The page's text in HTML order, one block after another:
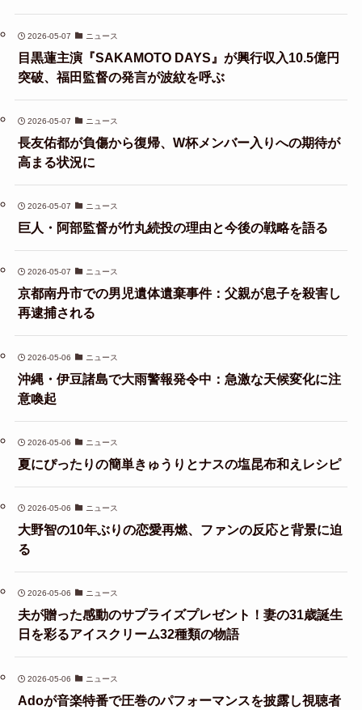
2026-05-07 ニュース
目黒蓮主演『SAKAMOTO DAYS』が興行収入10.5億円
突破、福田監督の発言が波紋を呼ぶ
2026-05-07 ニュース
長友佑都が負傷から復帰、W杯メンバー入りへの期待が
高まる状況に
2026-05-07 ニュース
巨人・阿部監督が竹丸続投の理由と今後の戦略を語る
2026-05-07 ニュース
京都南丹市での男児遺体遺棄事件：父親が息子を殺害し
再逮捕される
2026-05-06 ニュース
沖縄・伊豆諸島で大雨警報発令中：急激な天候変化に注
意喚起
2026-05-06 ニュース
夏にぴったりの簡単きゅうりとナスの塩昆布和えレシピ
2026-05-06 ニュース
大野智の10年ぶりの恋愛再燃、ファンの反応と背景に迫
る
2026-05-06 ニュース
夫が贈った感動のサプライズプレゼント！妻の31歳誕生
日を彩るアイスクリーム32種類の物語
2026-05-06 ニュース
Adoが音楽特番で圧巻のパフォーマンスを披露し視聴者